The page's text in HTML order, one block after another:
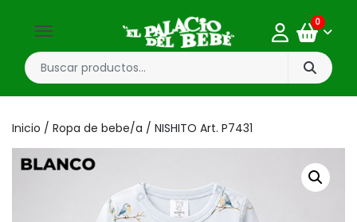
0
Inicio / Ropa de bebe/a / NISHITO Art. P7431